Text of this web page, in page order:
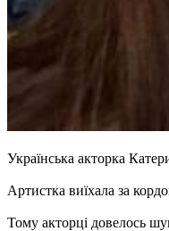
Українська акторка
Артистка виїхала за
Тому акторці довелось